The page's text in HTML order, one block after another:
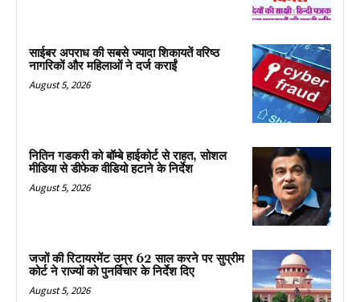
साईबर अपराध की सबसे ज्यादा शिकायतें वरिष्ठ
नागरिकों और महिलाओं ने दर्ज कराईं
August 5, 2026
नितिन गडकरी को बॉम्बे हाईकोर्ट से राहत, सोशल
मीडिया से डीफेक वीडियो हटाने के निर्देश
August 5, 2026
जजों की रिटायरमेंट उम्र 62 साल करने पर सुप्रीम
कोर्ट ने राज्यों को पुनर्विचार के निर्देश दिए
August 5, 2026